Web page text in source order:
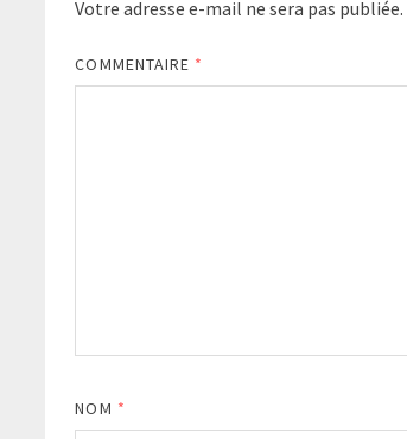
Votre adresse e-mail ne sera pas publiée.
COMMENTAIRE *
NOM *